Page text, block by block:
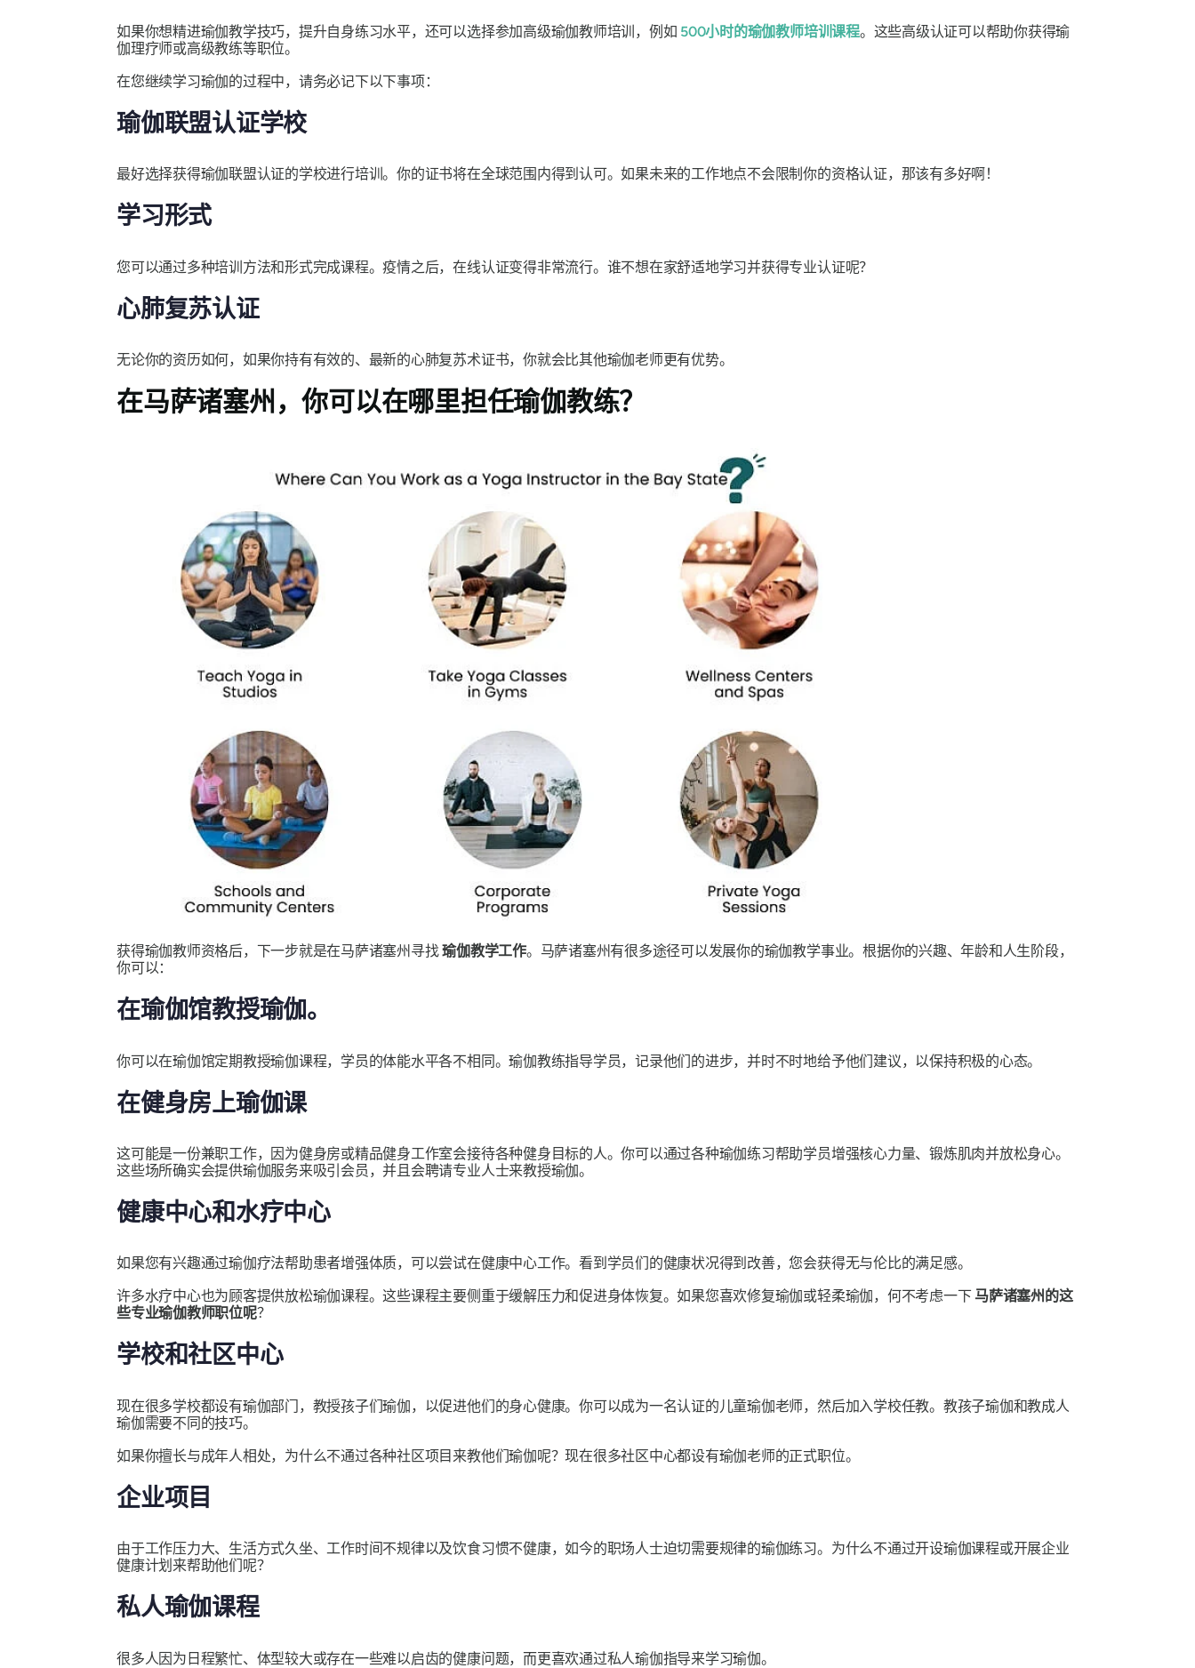
如果你想精进瑜伽教学技巧，提升自身练习水平，还可以选择参加高级瑜伽教师培训，例如 500小时的瑜伽教师培训课程。这些高级认证可以帮助你获得瑜
伽理疗师或高级教练等职位。
在您继续学习瑜伽的过程中，请务必记下以下事项：
瑜伽联盟认证学校
最好选择获得瑜伽联盟认证的学校进行培训。你的证书将在全球范围内得到认可。如果未来的工作地点不会限制你的资格认证，那该有多好啊！
学习形式
您可以通过多种培训方法和形式完成课程。疫情之后，在线认证变得非常流行。谁不想在家舒适地学习并获得专业认证呢？
心肺复苏认证
无论你的资历如何，如果你持有有效的、最新的心肺复苏术证书，你就会比其他瑜伽老师更有优势。
在马萨诸塞州，你可以在哪里担任瑜伽教练？
获得瑜伽教师资格后，下一步就是在马萨诸塞州寻找瑜伽教学工作。马萨诸塞州有很多途径可以发展你的瑜伽教学事业。根据你的兴趣、年龄和人生阶段，
你可以：
在瑜伽馆教授瑜伽。
你可以在瑜伽馆定期教授瑜伽课程，学员的体能水平各不相同。瑜伽教练指导学员，记录他们的进步，并时不时地给予他们建议，以保持积极的心态。
在健身房上瑜伽课
这可能是一份兼职工作，因为健身房或精品健身工作室会接待各种健身目标的人。你可以通过各种瑜伽练习帮助学员增强核心力量、锻炼肌肉并放松身心。
这些场所确实会提供瑜伽服务来吸引会员，并且会聘请专业人士来教授瑜伽。
健康中心和水疗中心
如果您有兴趣通过瑜伽疗法帮助患者增强体质，可以尝试在健康中心工作。看到学员们的健康状况得到改善，您会获得无与伦比的满足感。
许多水疗中心也为顾客提供放松瑜伽课程。这些课程主要侧重于缓解压力和促进身体恢复。如果您喜欢修复瑜伽或轻柔瑜伽，何不考虑一下 马萨诸塞州的这
些专业瑜伽教师职位呢？
学校和社区中心
现在很多学校都设有瑜伽部门，教授孩子们瑜伽，以促进他们的身心健康。你可以成为一名认证的儿童瑜伽老师，然后加入学校任教。教孩子瑜伽和教成人
瑜伽需要不同的技巧。
如果你擅长与成年人相处，为什么不通过各种社区项目来教他们瑜伽呢？现在很多社区中心都设有瑜伽老师的正式职位。
企业项目
由于工作压力大、生活方式久坐、工作时间不规律以及饮食习惯不健康，如今的职场人士迫切需要规律的瑜伽练习。为什么不通过开设瑜伽课程或开展企业
健康计划来帮助他们呢？
私人瑜伽课程
很多人因为日程繁忙、体型较大或存在一些难以启齿的健康问题，而更喜欢通过私人瑜伽指导来学习瑜伽。